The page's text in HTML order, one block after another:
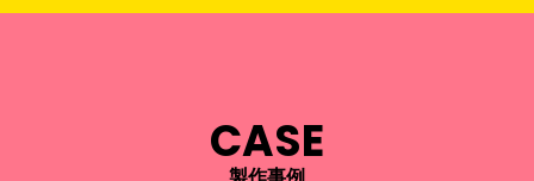
CASE
製作事例